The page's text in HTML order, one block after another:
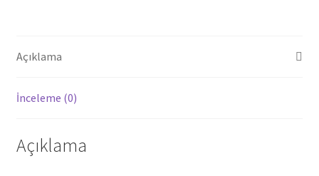
Açıklama
İnceleme (0)
Açıklama